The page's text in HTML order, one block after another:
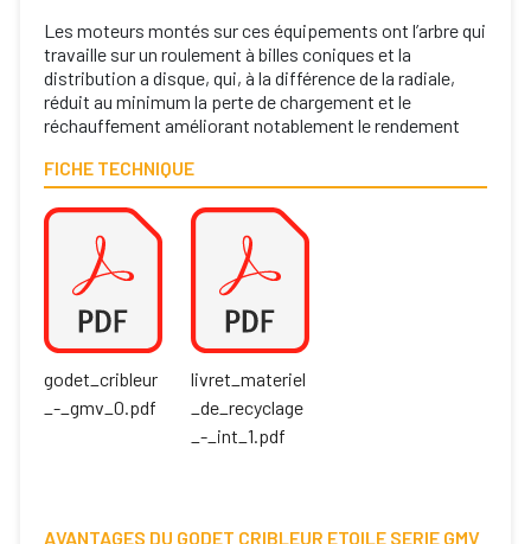
Les moteurs montés sur ces équipements ont l’arbre qui
travaille sur un roulement à billes coniques et la
distribution a disque, qui, à la différence de la radiale,
réduit au minimum la perte de chargement et le
réchauffement améliorant notablement le rendement
FICHE TECHNIQUE
godet_cribleur
_-_gmv_0.pdf
livret_materiel
_de_recyclage
_-_int_1.pdf
AVANTAGES DU GODET CRIBLEUR ETOILE SERIE GMV